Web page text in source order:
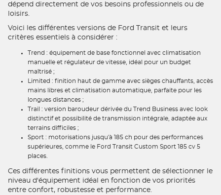
dépend directement de vos besoins professionnels ou de
loisirs.
Voici les différentes versions de Ford Transit et leurs
critères essentiels à considérer :
Trend : équipement de base fonctionnel avec climatisation
manuelle et régulateur de vitesse, idéal pour un budget
maîtrisé ;
Limited : finition haut de gamme avec sièges chauffants, accès
mains libres et climatisation automatique, parfaite pour les
longues distances ;
Trail : version baroudeur dérivée du Trend Business avec look
distinctif et possibilité de transmission intégrale, adaptée aux
terrains difficiles ;
Sport : motorisations jusqu'à 185 ch pour des performances
supérieures, comme le Ford Transit Custom Sport 185 cv 5
places.
Ces différentes finitions vous permettent de sélectionner le
niveau d'équipement idéal en fonction de vos priorités
entre confort, robustesse et performance.